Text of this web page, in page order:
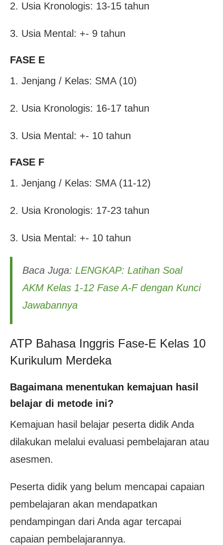
2. Usia Kronologis: 13-15 tahun
3. Usia Mental: +- 9 tahun
FASE E
1. Jenjang / Kelas: SMA (10)
2. Usia Kronologis: 16-17 tahun
3. Usia Mental: +- 10 tahun
FASE F
1. Jenjang / Kelas: SMA (11-12)
2. Usia Kronologis: 17-23 tahun
3. Usia Mental: +- 10 tahun
Baca Juga: LENGKAP: Latihan Soal
AKM Kelas 1-12 Fase A-F dengan Kunci
Jawabannya
ATP Bahasa Inggris Fase-E Kelas 10
Kurikulum Merdeka
Bagaimana menentukan kemajuan hasil
belajar di metode ini?
Kemajuan hasil belajar peserta didik Anda
dilakukan melalui evaluasi pembelajaran atau
asesmen.
Peserta didik yang belum mencapai capaian
pembelajaran akan mendapatkan
pendampingan dari Anda agar tercapai
capaian pembelajarannya.